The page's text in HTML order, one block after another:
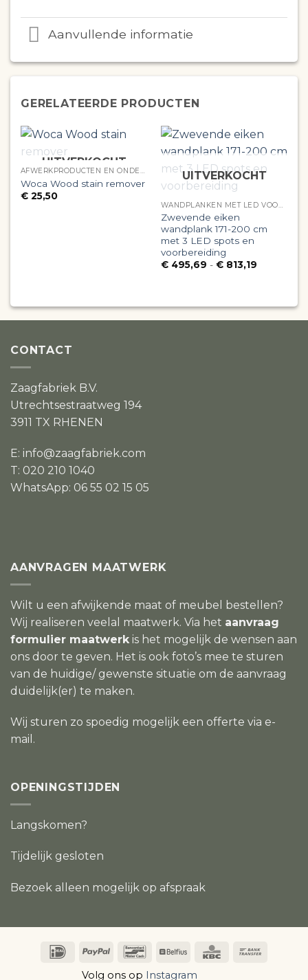
Aanvullende informatie
GERELATEERDE PRODUCTEN
UITVERKOCHT
AFWERKPRODUCTEN EN ONDERHOUD
Woca Wood stain remover
€25,50
UITVERKOCHT
WANDPLANKEN MET LED VOORBEREIDING
Zwevende eiken
wandplank 171-200 cm
met 3 LED spots en
voorbereiding
€495,69 - €813,19Prijsklasse:
CONTACT
Zaagfabriek B.V.
Utrechtsestraatweg 194
3911 TX RHENEN
E: info@zaagfabriek.com
T: 020 210 1040
WhatsApp: 06 55 02 15 05
AANVRAGEN MAATWERK
Wilt u een afwijkende maat of meubel bestellen?
Wij realiseren veelal maatwerk. Via het aanvraag
formulier maatwerk is het mogelijk de wensen aan
ons door te geven. Het is ook foto’s mee te sturen
van de huidige/ gewenste situatie om de aanvraag
duidelijk(er) te maken.
Wij sturen zo spoedig mogelijk een offerte via e-
mail.
OPENINGSTIJDEN
Langskomen?
Tijdelijk gesloten
Bezoek alleen mogelijk op afspraak
IDeal PayPal Bancontact
Belfius KBC
Volg ons op Instagram